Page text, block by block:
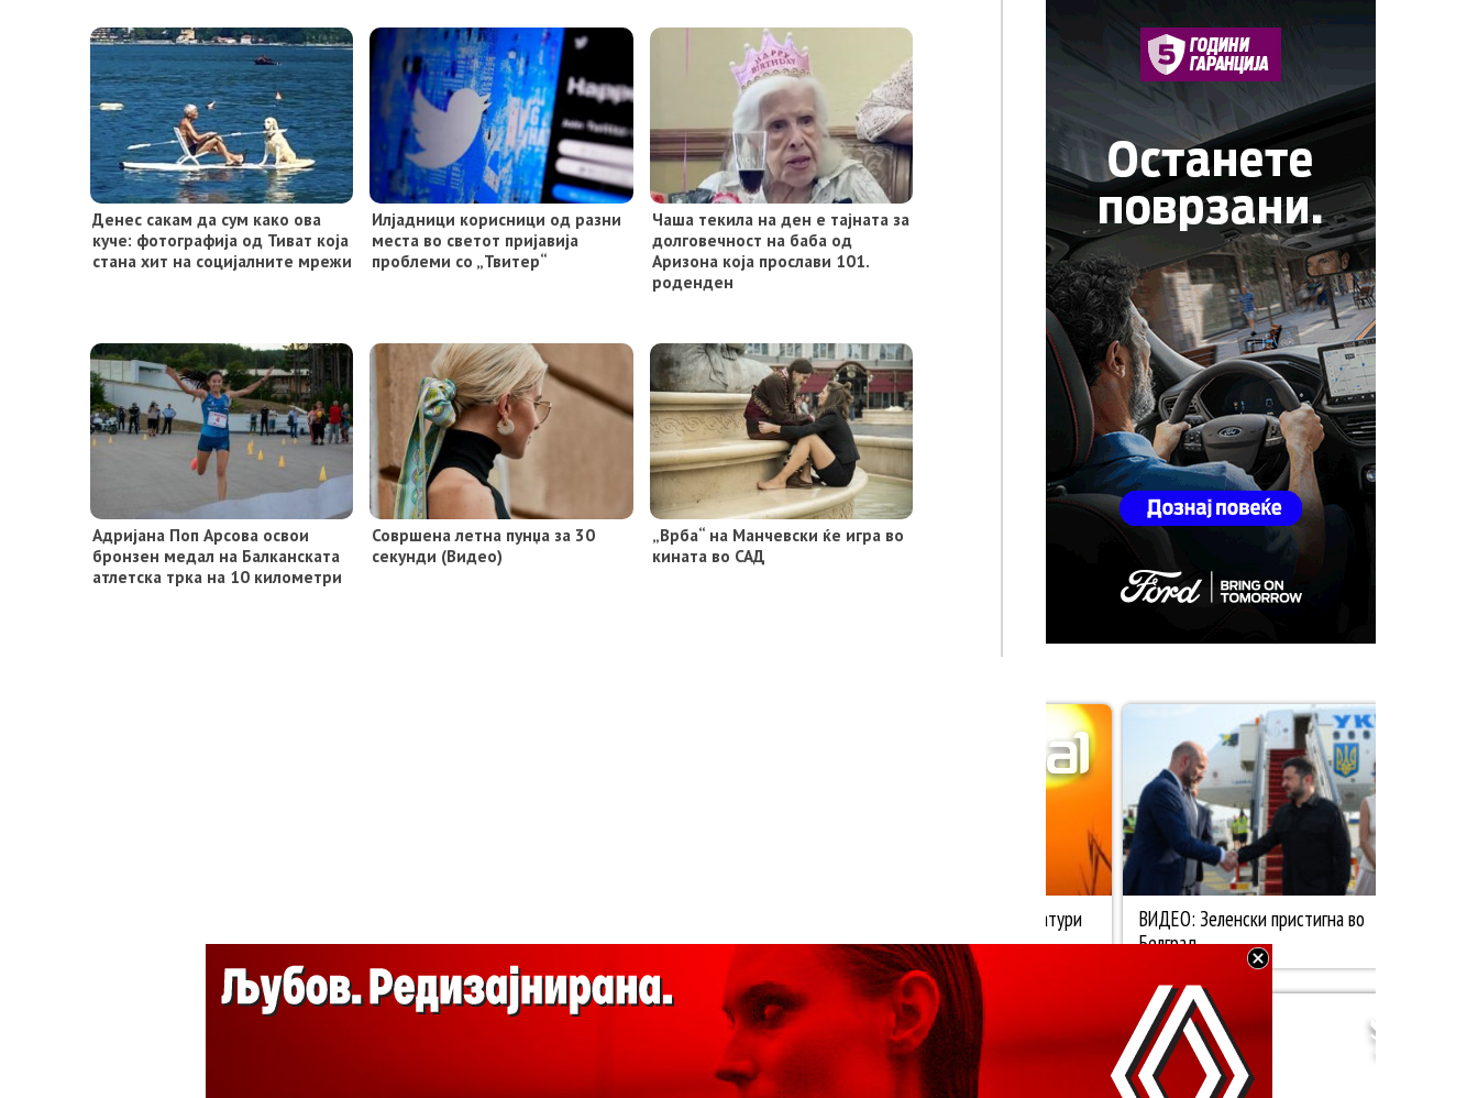
Денес сакам да сум како ова
куче: фотографија од Тиват која
стана хит на социјалните мрежи
Илјадници корисници од разни
места во светот пријавија
проблеми со „Твитер“
Чаша текила на ден е тајната за
долговечност на баба од
Аризона која прослави 101.
роденден
Адријана Поп Арсова освои
бронзен медал на Балканската
атлетска трка на 10 километри
Совршена летна пунџа за 30
секунди (Видео)
„Врба“ на Манчевски ќе игра во
кината во САД